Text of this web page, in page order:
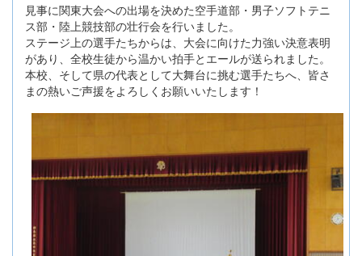
見事に関東大会への出場を決めた空手道部・男子ソフトテニ
ス部・陸上競技部の壮行会を行いました。
ステージ上の選手たちからは、大会に向けた力強い決意表明
があり、全校生徒から温かい拍手とエールが送られました。
本校、そして県の代表として大舞台に挑む選手たちへ、皆さ
まの熱いご声援をよろしくお願いいたします！